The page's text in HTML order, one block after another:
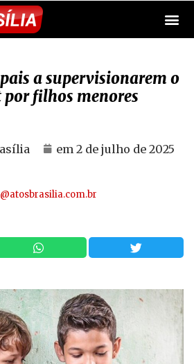
a supervisionarem o
filhos menores
em 2 de julho de 2025